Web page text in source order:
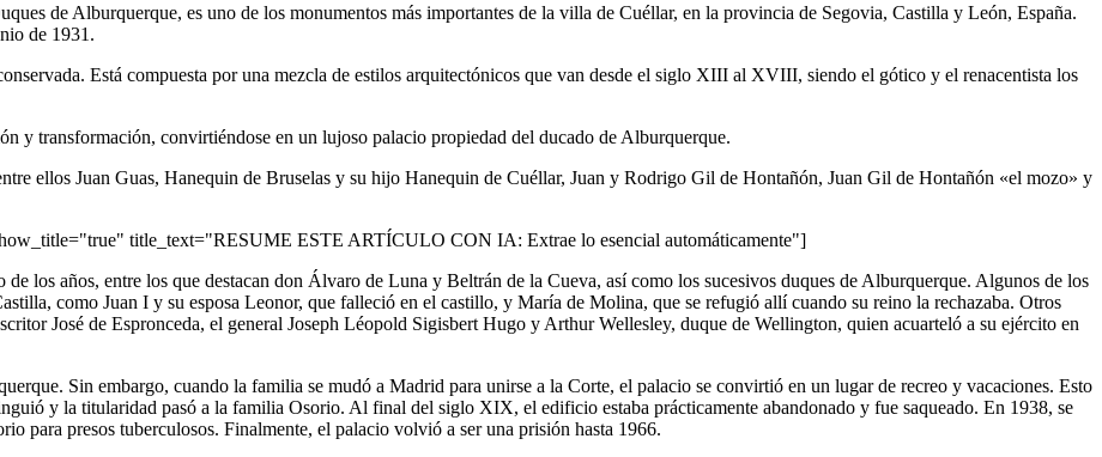
de Alburquerque, es uno de los monumentos más importantes de la villa de Cuéllar, en la provincia de Segovia, Castilla y León, España.
de 1931.
Está compuesta por una mezcla de estilos arquitectónicos que van desde el siglo XIII al XVIII, siendo el gótico y el renacentista los
y transformación, convirtiéndose en un lujoso palacio propiedad del ducado de Alburquerque.
ellos Juan Guas, Hanequin de Bruselas y su hijo Hanequin de Cuéllar, Juan y Rodrigo Gil de Hontañón, Juan Gil de Hontañón «el mozo» y
title_text="RESUME ESTE ARTÍCULO CON IA: Extrae lo esencial automáticamente"]
los años, entre los que destacan don Álvaro de Luna y Beltrán de la Cueva, así como los sucesivos duques de Alburquerque. Algunos de los
como Juan I y su esposa Leonor, que falleció en el castillo, y María de Molina, que se refugió allí cuando su reino la rechazaba. Otros
José de Espronceda, el general Joseph Léopold Sigisbert Hugo y Arthur Wellesley, duque de Wellington, quien acuarteló a su ejército en
Sin embargo, cuando la familia se mudó a Madrid para unirse a la Corte, el palacio se convirtió en un lugar de recreo y vacaciones. Esto
y la titularidad pasó a la familia Osorio. Al final del siglo XIX, el edificio estaba prácticamente abandonado y fue saqueado. En 1938, se
para presos tuberculosos. Finalmente, el palacio volvió a ser una prisión hasta 1966.